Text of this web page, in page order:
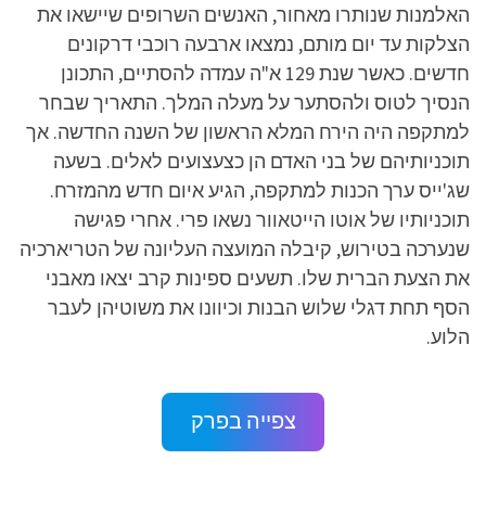
האלמנות שנותרו מאחור, האנשים השרופים שיישאו את
הצלקות עד יום מותם, נמצאו ארבעה רוכבי דרקונים
חדשים. כאשר שנת 129 א"ה עמדה להסתיים, התכונן
הנסיך לטוס ולהסתער על מעלה המלך. התאריך שבחר
למתקפה היה הירח המלא הראשון של השנה החדשה. אך
תוכניותיהם של בני האדם הן כצעצועים לאלים. בשעה
שג'ייס ערך הכנות למתקפה, הגיע איום חדש מהמזרח.
תוכניותיו של אוטו הייטאוור נשאו פרי. אחרי פגישה
שנערכה בטירוש, קיבלה המועצה העליונה של הטריארכיה
את הצעת הברית שלו. תשעים ספינות קרב יצאו מאבני
הסף תחת דגלי שלוש הבנות וכיוונו את משוטיהן לעבר
הלוע.
צפייה בפרק